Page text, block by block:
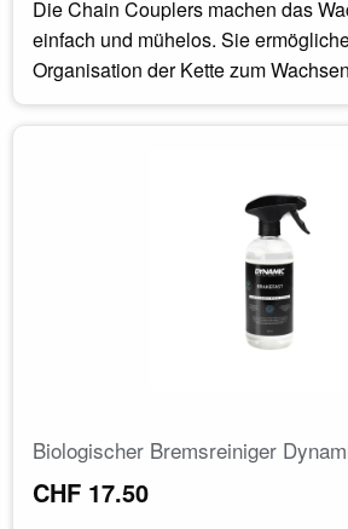
Die Chain Couplers machen das
einfach und mühelos. Sie
Organisation der Kette zum
Biologischer Bremsreiniger
CHF 17.50